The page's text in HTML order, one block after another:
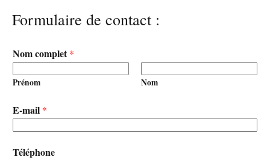
Formulaire de contact :
Nom complet*
Prénom Nom
E-mail *
Téléphone